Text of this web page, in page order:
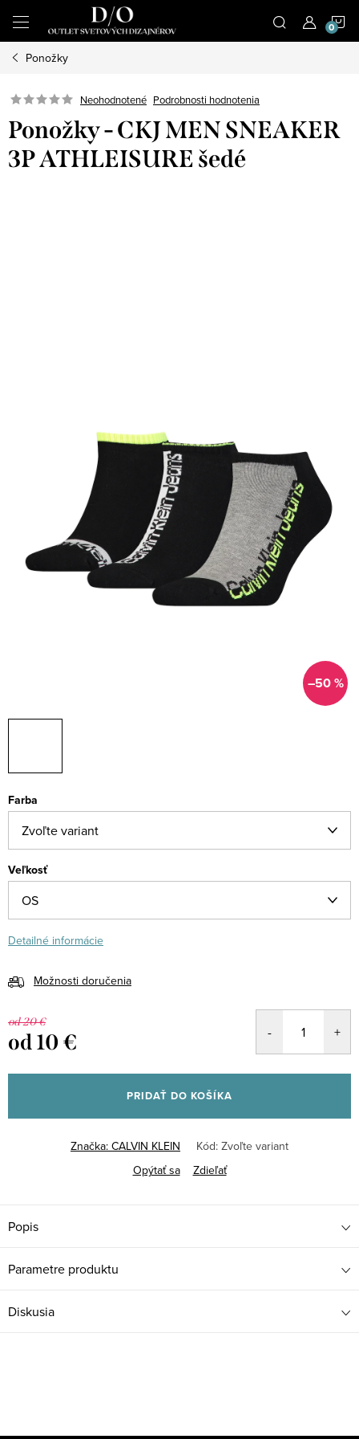
obsah
Ponožky
Neohodnotené Podrobnosti hodnotenia
Ponožky - CKJ MEN SNEAKER
3P ATHLEISURE šedé
–50 %
Farba
Veľkosť
Detailné informácie
Možnosti doručenia
od 20 €
od10 €
cena:
PRIDAŤ DO KOŠÍKA
Značka: CALVIN KLEIN Kód: Zvoľte variant
Opýtať sa
Zdieľať
Popis
Parametre produktu
Diskusia